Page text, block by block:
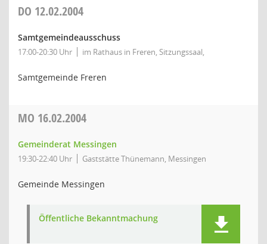
DO 12.02.2004
Samtgemeindeausschuss
17:00-20:30 Uhr im Rathaus in Freren, Sitzungssaal,
Samtgemeinde Freren
MO 16.02.2004
Gemeinderat Messingen
19:30-22:40 Uhr Gaststätte Thünemann, Messingen
Gemeinde Messingen
Öffentliche Bekanntmachung